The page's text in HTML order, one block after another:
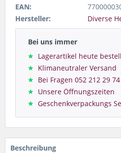
EAN:
Hersteller:
Diverse
Bei uns immer
Lagerartikel heute
Klimaneutraler Versand
Bei Fragen 052 212 29 74
Unsere Öffnungszeiten
Geschenkverpackungs
Beschreibung